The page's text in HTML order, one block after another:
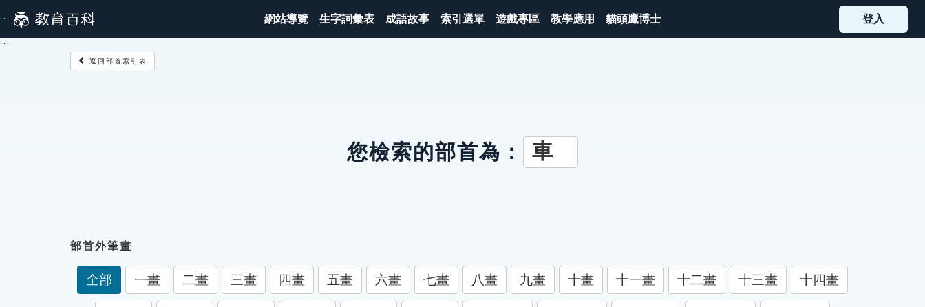
到
主
::: 網站導覽 生字詞彙表 成語故事 索引選單 遊戲專區 教學應用 貓頭鷹博士 登入
:::
返回部首索引表
您檢索的部首為： 車
部首外筆畫
全部 一畫 二畫 三畫 四畫 五畫 六畫 七畫 八畫 九畫 十畫 十一畫 十二畫 十三畫 十四畫